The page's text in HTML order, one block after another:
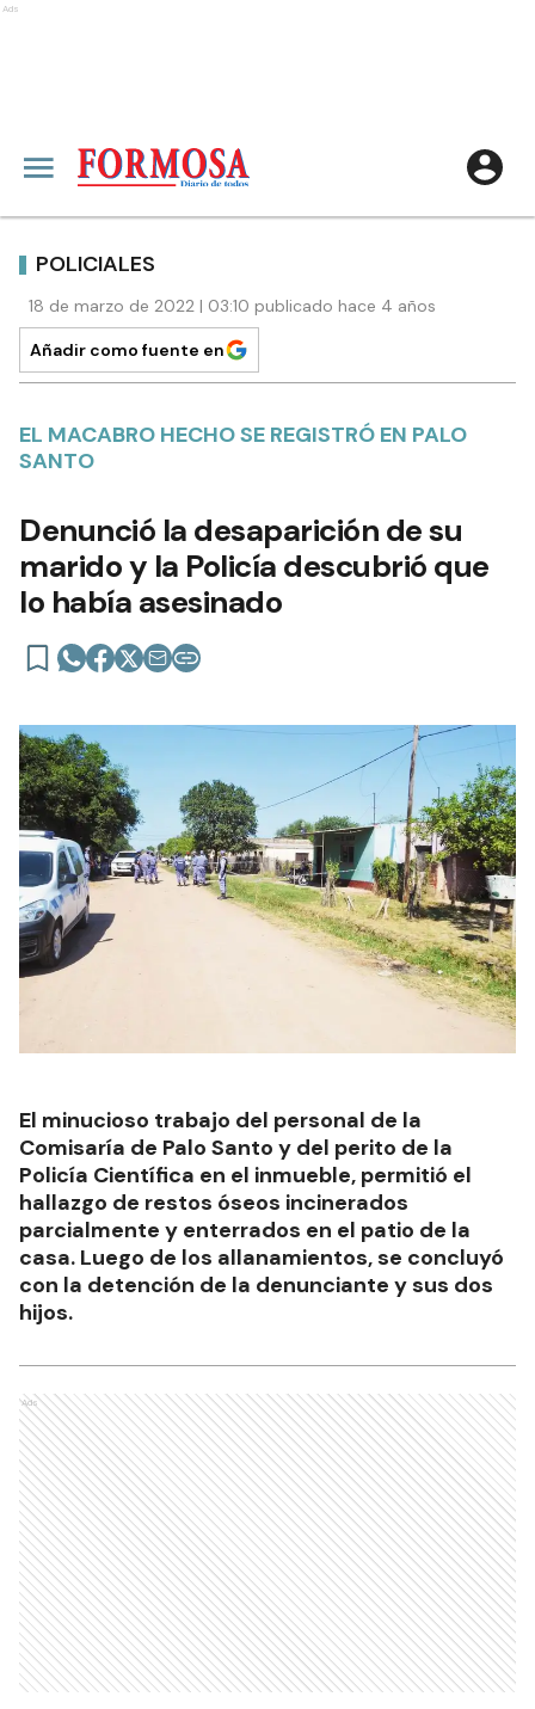
Ads
POLICIALES
18 de marzo de 2022 | 03:10 publicado hace 4 años
Añadir como fuente en
EL MACABRO HECHO SE REGISTRÓ EN PALO
SANTO
Denunció la desaparición de su
marido y la Policía descubrió que
lo había asesinado
El minucioso trabajo del personal de la
Comisaría de Palo Santo y del perito de la
Policía Científica en el inmueble, permitió el
hallazgo de restos óseos incinerados
parcialmente y enterrados en el patio de la
casa. Luego de los allanamientos, se concluyó
con la detención de la denunciante y sus dos
hijos.
Ads